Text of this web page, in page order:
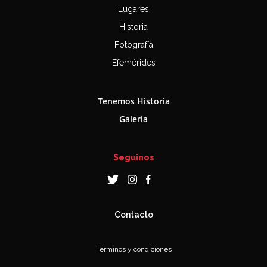
Lugares
Historia
Fotografía
Efemérides
Tenemos Historia
Galería
Seguinos
Contacto
Términos y condiciones